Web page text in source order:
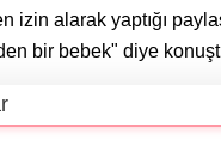
izin alarak yaptığı
bir bebek" diye